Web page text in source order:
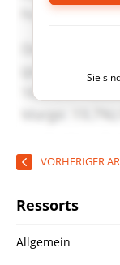
Sie
VORHERIGER
Ressorts
Allgemein